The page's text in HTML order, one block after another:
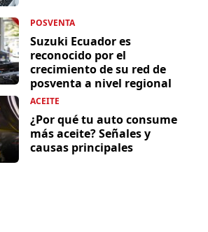
POSVENTA
Suzuki Ecuador es
reconocido por el
crecimiento de su red de
posventa a nivel regional
ACEITE
¿Por qué tu auto consume
más aceite? Señales y
causas principales